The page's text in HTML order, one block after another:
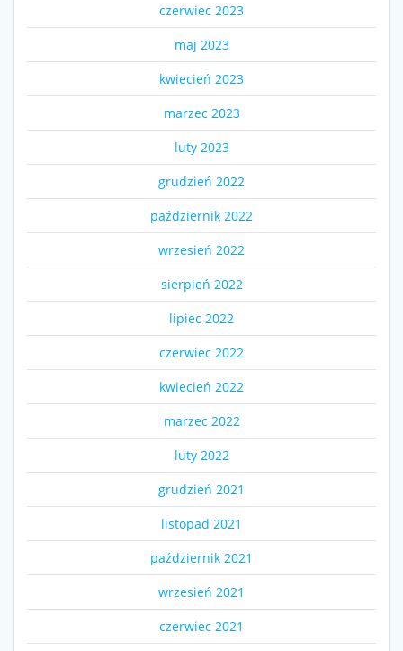
czerwiec 2023
maj 2023
kwiecień 2023
marzec 2023
luty 2023
grudzień 2022
październik 2022
wrzesień 2022
sierpień 2022
lipiec 2022
czerwiec 2022
kwiecień 2022
marzec 2022
luty 2022
grudzień 2021
listopad 2021
październik 2021
wrzesień 2021
czerwiec 2021